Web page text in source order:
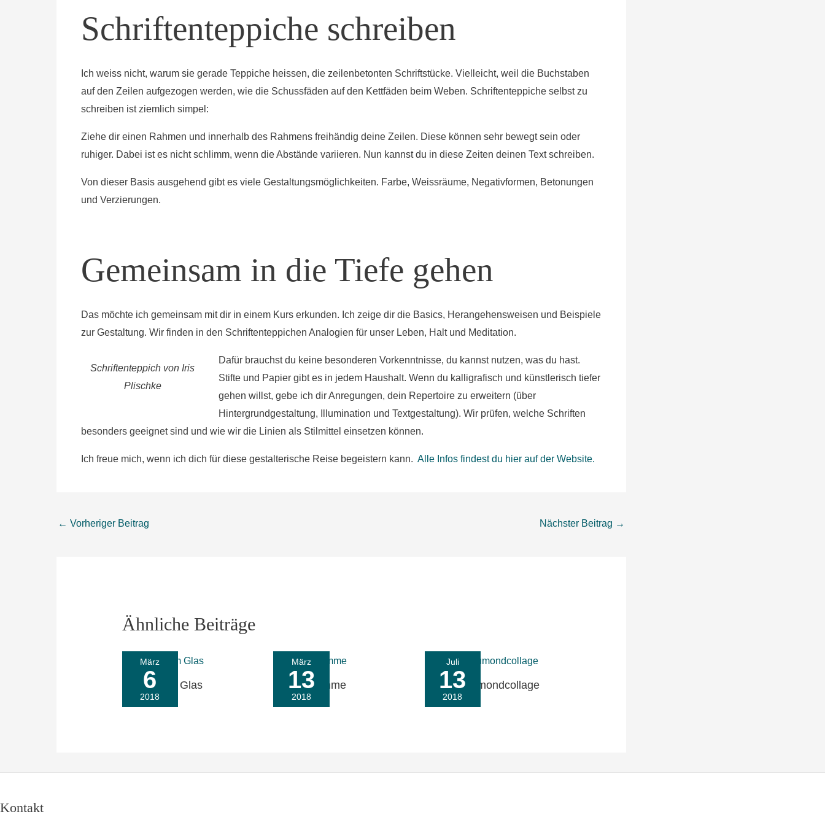
Schriftenteppiche schreiben
Ich weiss nicht, warum sie gerade Teppiche heissen, die zeilenbetonten Schriftstücke. Vielleicht, weil die Buchstaben
auf den Zeilen aufgezogen werden, wie die Schussfäden auf den Kettfäden beim Weben. Schriftenteppiche selbst zu
schreiben ist ziemlich simpel:
Ziehe dir einen Rahmen und innerhalb des Rahmens freihändig deine Zeilen. Diese können sehr bewegt sein oder
ruhiger. Dabei ist es nicht schlimm, wenn die Abstände variieren. Nun kannst du in diese Zeiten deinen Text schreiben.
Von dieser Basis ausgehend gibt es viele Gestaltungsmöglichkeiten. Farbe, Weissräume, Negativformen, Betonungen
und Verzierungen.
Gemeinsam in die Tiefe gehen
Das möchte ich gemeinsam mit dir in einem Kurs erkunden. Ich zeige dir die Basics, Herangehensweisen und Beispiele
zur Gestaltung. Wir finden in den Schriftenteppichen Analogien für unser Leben, Halt und Meditation.
Schriftenteppich von Iris
Plischke
Dafür brauchst du keine besonderen Vorkenntnisse, du kannst nutzen, was du hast.
Stifte und Papier gibt es in jedem Haushalt. Wenn du kalligrafisch und künstlerisch tiefer
gehen willst, gebe ich dir Anregungen, dein Repertoire zu erweitern (über
Hintergrundgestaltung, Illumination und Textgestaltung). Wir prüfen, welche Schriften
besonders geeignet sind und wie wir die Linien als Stilmittel einsetzen können.
Ich freue mich, wenn ich dich für diese gestalterische Reise begeistern kann. Alle Infos findest du hier auf der Website.
← Vorheriger Beitrag Nächster Beitrag →
Ähnliche Beiträge
März
6
2018
Frühling im Glas
März
13
2018
Wettergramme
Juli
13
2018
Deine Neumondcollage
Kontakt